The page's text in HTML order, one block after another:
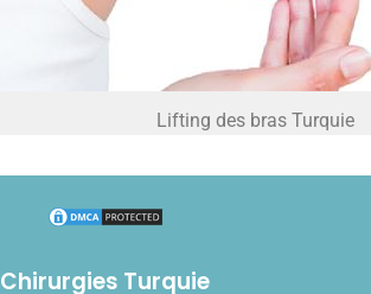
Lifting des bras Turquie
Chirurgies Turquie